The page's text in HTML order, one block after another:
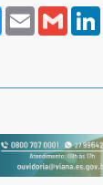
TwitterEmail Gmail